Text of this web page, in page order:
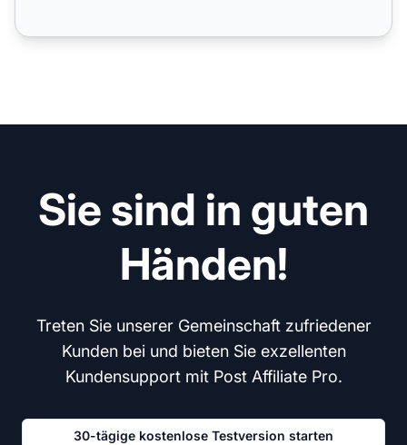
Sie sind in guten
Händen!
Treten Sie unserer Gemeinschaft zufriedener
Kunden bei und bieten Sie exzellenten
Kundensupport mit Post Affiliate Pro.
30-tägige kostenlose Testversion starten